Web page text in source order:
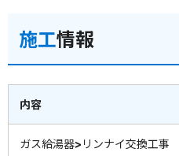
施工情報
内容
ガス給湯器>リンナイ交換工事